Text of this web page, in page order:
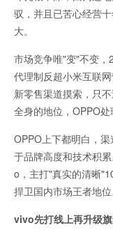
驭，并且已苦心经营
大。
市场竞争唯"变"不变
代理制反超小米互联
新零售渠道摸索，只
全身的地位，OPPO处
OPPO上下都明白，
于品牌高度和技术积
o，主打"真实的清晰
捍卫国内市场王者地位
vivo先打线上再升级